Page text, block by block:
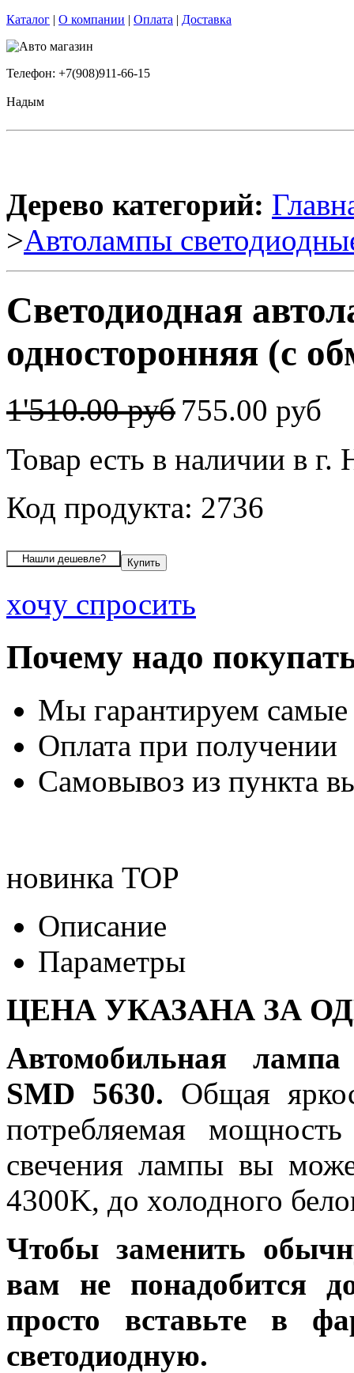
Каталог | О компании | Оплата | Доставка
Телефон: +7(908)911-66-15
Надым
Дерево категорий:
>Автолампы
Светодиодная
односторонняя (с
1'510.00 руб 755.00 руб
Товар есть в наличии в
Код продукта: 2736
хочу спросить
Почему надо
Мы гарантируем
Оплата при получении
Самовывоз из пункта
новинка TOP
Описание
Параметры
ЦЕНА УКАЗАНА ЗА
Автомобильная
SMD 5630. Общая
потребляемая
свечения лампы вы
4300K, до холодного
Чтобы заменить
вам не понадобится
просто вставьте в
светодиодную.